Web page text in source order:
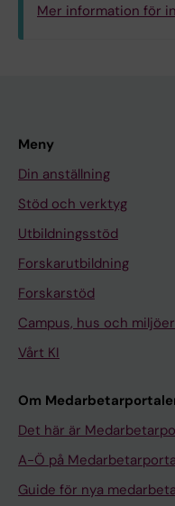
Mer information för
Meny
Din anställning
Stöd och verktyg
Utbildningsstöd
Forskarutbildning
Forskarstöd
Campus, hus och miljöer
Vårt KI
Om
Det här är
A-Ö på
Guide för nya